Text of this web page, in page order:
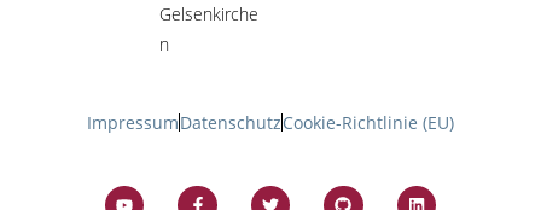
Gelsenkirche
n
ImpressumDatenschutzCookie-Richtlinie (EU)